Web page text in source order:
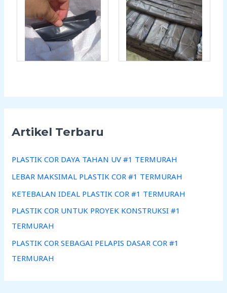
Artikel Terbaru
PLASTIK COR DAYA TAHAN UV #1 TERMURAH
LEBAR MAKSIMAL PLASTIK COR #1 TERMURAH
KETEBALAN IDEAL PLASTIK COR #1 TERMURAH
PLASTIK COR UNTUK PROYEK KONSTRUKSI #1
TERMURAH
PLASTIK COR SEBAGAI PELAPIS DASAR COR #1
TERMURAH